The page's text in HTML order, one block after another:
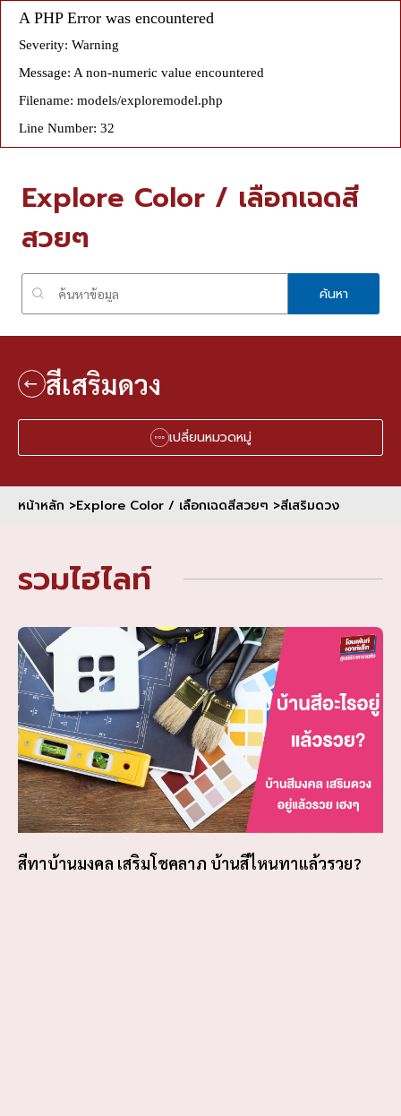
A PHP Error was encountered
Severity: Warning
Message: A non-numeric value encountered
Filename: models/exploremodel.php
Line Number: 32
Explore Color / เลือกเฉดสี
สวยๆ
ค้นหา
สีเสริมดวง
เปลี่ยนหมวดหมู่
หน้าหลัก >Explore Color / เลือกเฉดสีสวยๆ >สีเสริมดวง
รวมไฮไลท์
สีทาบ้านมงคล เสริมโชคลาภ บ้านสีไหนทาแล้วรวย?